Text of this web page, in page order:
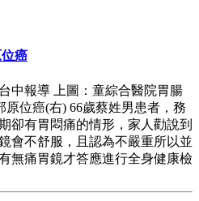
癌
中報導 上圖：童綜合醫院胃腸
原位癌(右) 66歲蔡姓男患者，務
卻有胃悶痛的情形，家人勸說到
會不舒服，且認為不嚴重所以並
無痛胃鏡才答應進行全身健康檢